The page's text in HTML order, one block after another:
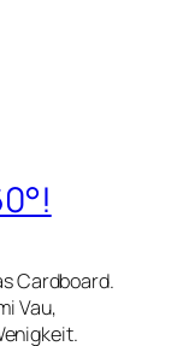
Cardboard.
Vau,